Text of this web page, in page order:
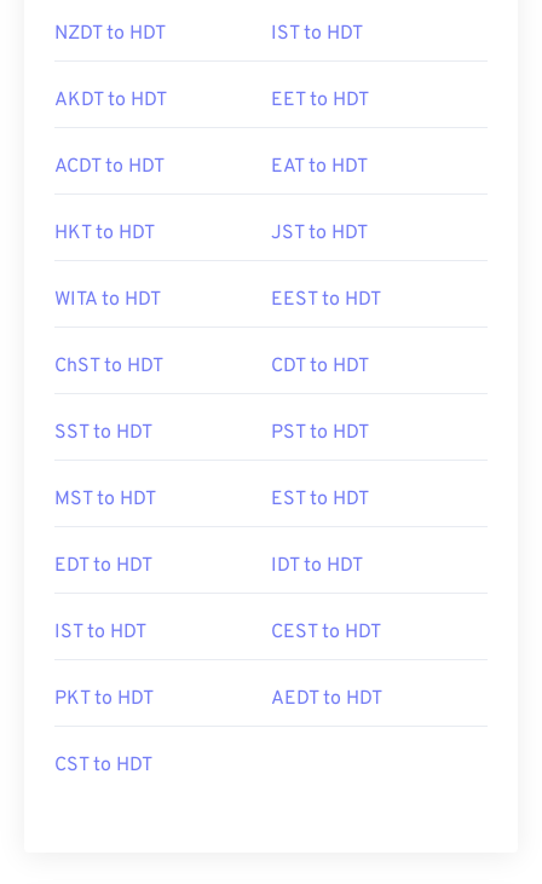
NZDT to HDT IST to HDT
AKDT to HDT EET to HDT
ACDT to HDT EAT to HDT
HKT to HDT JST to HDT
WITA to HDT EEST to HDT
ChST to HDT CDT to HDT
SST to HDT PST to HDT
MST to HDT EST to HDT
EDT to HDT IDT to HDT
IST to HDT CEST to HDT
PKT to HDT AEDT to HDT
CST to HDT